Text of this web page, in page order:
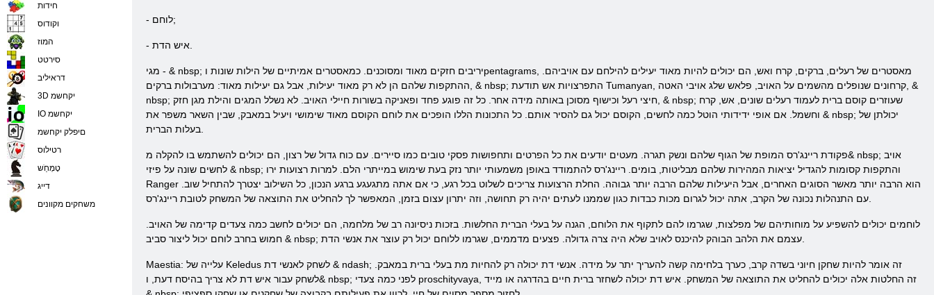
- לוחם;
מגי - & nbsp; יריבים חזקים מאוד ומסוכנים. כמאסטרים אמיתיים של הילות שונות וpentagrams, מאסטרים של רעלים, ברקים, קרח ואש, הם יכולים להיות מאוד יעילים להילחם עם אויביהם.
ההתקפות שלהם הן לא רק מאוד יעילות, אבל גם יעילות מאוד: מערבולות ברקים, & nbsp; התפרצויות אש תודעת Tumanyan, קרחונים שנופלים מהשמים על האויב, פלאש שלג אויבי האטה, &
nbsp; חיצי רעל וכישוף מסוכן באותה מידה אחר. כל זה פוגע פחד ופאניקה בשורות חיילי האויב. לא נשלל המגים והילת מגן חזק, & nbsp; שעוזרים קוסם ברית לעמוד רעלים שונים, אש, קרח
וחשמל. אם אופי ידידותי הוטל כמה לחשים, הקוסם יכול גם להסיר אותם. כל התכונות הללו הופכים את לוחם הקוסם מאוד שימושי ויעיל במאבק, שבין השאר משפר את & nbsp; יכולתן של
פקודת ריינג'רס המופת של הגוף שלהם ונשק תגרה. מעטים יודעים את כל הפרטים ותחפושות פסקי טובים כמו סיירים. עם כוח גדול של רצון, הם יכולים להשתמש בו להקלה מ& nbsp; אויב
לחשים שונה על פיזי & nbsp; והתקפות קסומות להגדיל יציאות המהירות שלהם מבליטות, בומים. ריינג'רס להתמודד באופן משמעותי יותר נזק בעת שימוש במייתרי הלם. למרות רצועות ירו
Ranger הוא הרבה יותר מאשר הסוגים האחרים, אבל היעילות שלהם הרבה יותר גבוהה. החלת הרצועות צריכים לשלוט בכל רגע, כי אם אתה מתגעגע ברגע הנכון, כל השילוב יצטרך להתחיל שוב.
לוחמים יכולים להשפיע על מוחותיהם של מפלצות, שגרמו להם לתקוף את הלוחם, הגנה על בעלי הברית החלשות. בזכות ניסיונה רב של מלחמה, הם יכולים לחשב כמה צעדים קדימה של האויב.
Maestia: עלייה של Keledus לשחק לאנשי דת & ndash; זה אומר להיות שחקן חיוני בשדה קרב, כערך בלחימה קשה להעריך יתר על מידה. אנשי דת יכולה רק להחיות מת בעלי ברית במאבק.
לשחק עבור איש דת לא צריך בהיסח דעת, ו& nbsp; לפני כמה צעדי proschityvaya, זה החלטות אלה יכולים להחליט את התוצאה של המשחק. איש דת יכולה לשחזר ברית חיים בהדרגה או מייד
חידות
וקודוס
המוז
סירטט
דראיליב
3D יקחשמ
IO יקחשמ
םיפלק יקחשמ
רטילוס
טָמְחַׁש
דייג
משחקים מקוונים